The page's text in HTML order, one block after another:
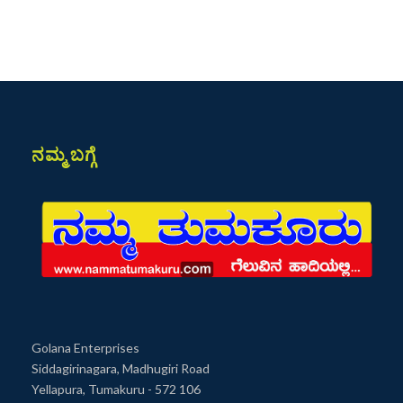
ನಮ್ಮ ಬಗ್ಗೆ
Golana Enterprises
Siddagirinagara, Madhugiri Road
Yellapura, Tumakuru - 572 106